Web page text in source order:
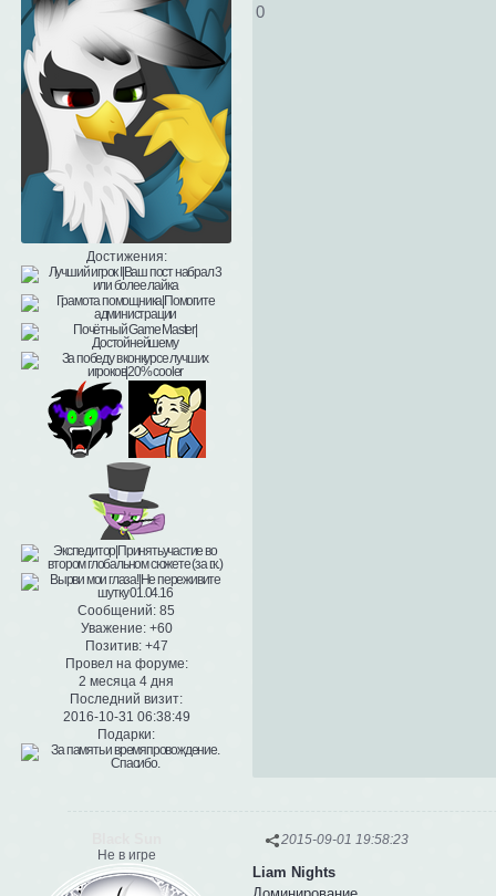
Достижения:
Сообщений: 85
Уважение: +60
Позитив: +47
Провел на форуме:
2 месяца 4 дня
Последний визит:
2016-10-31 06:38:49
Подарки:
0
2015-09-01 19:58:23
Не в игре
Liam Nights